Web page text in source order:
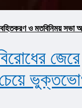
ও মতবিনিময় সভা